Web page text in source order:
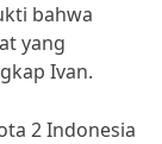
bahwa
yang
Ivan.
2 Indonesia